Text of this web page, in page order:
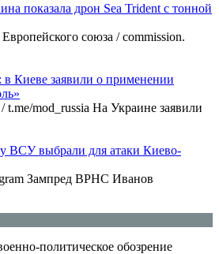
показала дрон Sea Trident с тонной
союза / commission.
в Киеве заявили о применении
mod_russia На Украине заявили
ВСУ выбрали для атаки Киево-
Зампред ВРНС Иванов
политическое обозрение